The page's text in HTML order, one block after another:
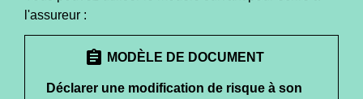
l'assureur :
assignment MODÈLE DE DOCUMENT
Déclarer une modification de risque à son